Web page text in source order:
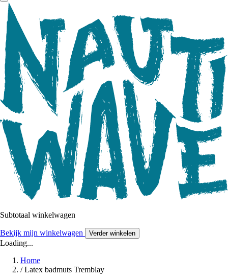
Subtotaal winkelwagen
Bekijk mijn winkelwagen Verder winkelen
Loading...
Home
/ Latex badmuts Tremblay